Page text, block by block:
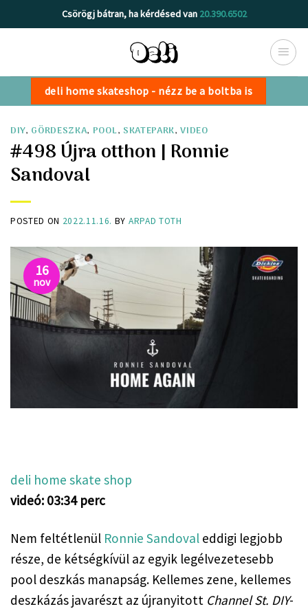
to
Csörögj bátran, ha kérdésed van 20.390.6502
deli home skateshop - nézz be a boltba is
DIY, GÖRDESZKA, POOL, SKATEPARK,VIDEO
#498 Újra otthon | Ronnie
Sandoval
POSTED ON 2022.11.16. BY ARPAD TOTH
16
nov
deli home skate shop
videó: 03:34 perc
Nem feltétlenül Ronnie Sandoval eddigi legjobb
része, de kétségkívül az egyik legélvezetesebb
pool deszkás manapság. Kellemes zene, kellemes
deszkázás javarészt az újranyitott Channel St. DIY-